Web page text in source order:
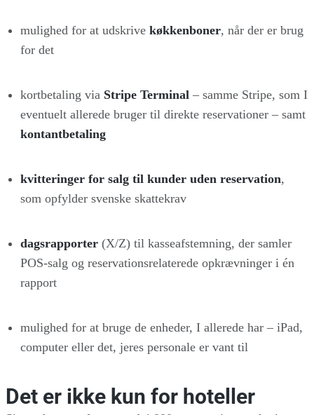
mulighed for at udskrive køkkenboner, når der er brug
for det
kortbetaling via Stripe Terminal – samme Stripe, som I
eventuelt allerede bruger til direkte reservationer – samt
kontantbetaling
kvitteringer for salg til kunder uden reservation,
som opfylder svenske skattekrav
dagsrapporter(X/Z) til kasseafstemning, der samler
POS-salg og reservationsrelaterede opkrævninger i én
rapport
mulighed for at bruge de enheder, I allerede har – iPad,
computer eller det, jeres personale er vant til
Det er ikke kun for hoteller